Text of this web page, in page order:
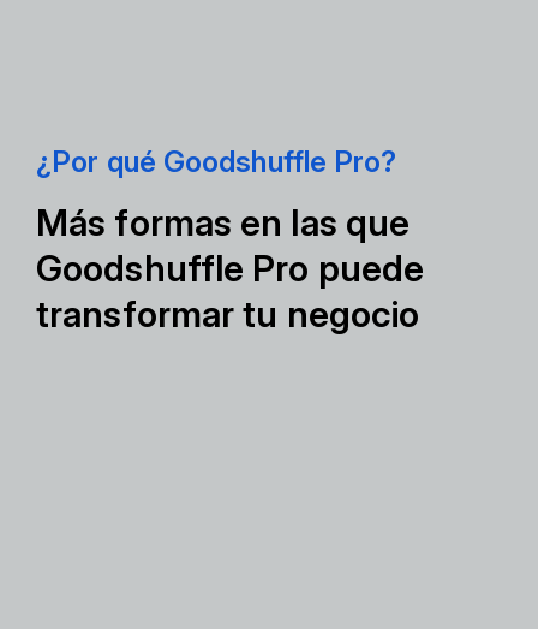
¿Por qué Goodshuffle Pro?
Más formas en las que
Goodshuffle Pro puede
transformar tu negocio